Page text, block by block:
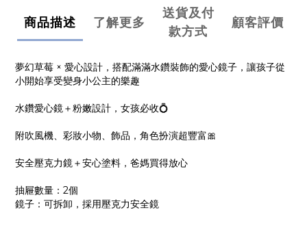
商品描述 了解更多
送貨及付
款方式
顧客評價
夢幻草莓 × 愛心設計，搭配滿滿水鑽裝飾的愛心鏡子，讓孩子從
小開始享受變身小公主的樂趣
水鑽愛心鏡＋粉嫩設計，女孩必收💍
附吹風機、彩妝小物、飾品，角色扮演超豐富🎀
安全壓克力鏡＋安心塗料，爸媽買得放心
抽屜數量：2個
鏡子：可拆卸，採用壓克力安全鏡